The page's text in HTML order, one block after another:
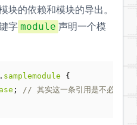
块的依赖和模块的导出。
字 module 声明一个模
. samplemodule
{
;
// 其实这一条引用是不必书写